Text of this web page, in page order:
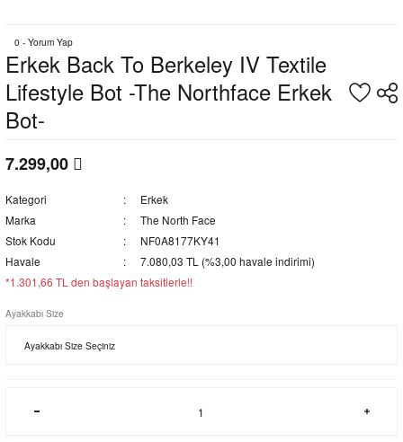
0 - Yorum Yap
Erkek Back To Berkeley IV Textile
Lifestyle Bot -The Northface Erkek
Bot-
7.299,00
Kategori
Erkek
Marka
The North Face
Stok Kodu
NF0A8177KY41
Havale
7.080,03 TL (%3,00 havale indirimi)
*1.301,66 TL den başlayan taksitlerle!!
Ayakkabı Size